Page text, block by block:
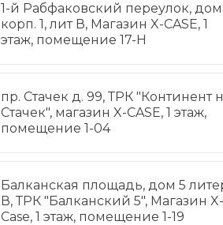
1-й Рабфаковский переулок, дом
корп. 1, лит В, Магазин X-CASE, 1
этаж, помещение 17-Н
пр. Стачек д. 99, ТРК "Континент
Стачек", магазин X-CASE, 1 этаж,
помещение 1-04
Балканская площадь, дом 5
В, ТРК "Балканский 5", Магазин X-
Case, 1 этаж, помещение 1-19